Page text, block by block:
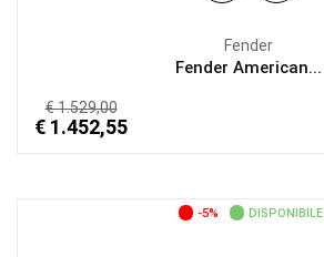
Fender
Fender American...
€ 1.529,00
€ 1.452,55
-5% DISPONIBILE